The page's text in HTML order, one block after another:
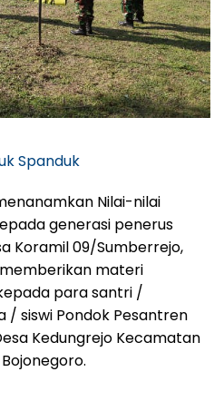
Nilai-nilai
generasi penerus
Koramil 09/Sumberrejo,
memberikan materi
para santri /
/ siswi Pondok Pesantren
Kedungrejo Kecamatan